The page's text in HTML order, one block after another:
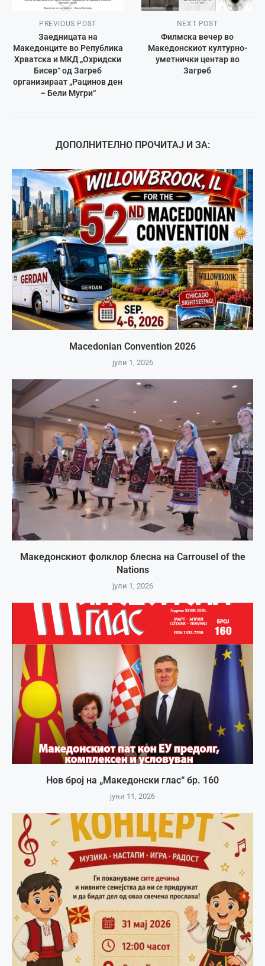
PREVIOUS POST
Заедницата на
Македонците во Република
Хрватска и МКД „Охридски
Бисер“ од Загреб
организираат „Рацинов ден
– Бели Мугри“
NEXT POST
Филмска вечер во
Македонскиот културно-
уметнички центар во
Загреб
ДОПОЛНИТЕЛНО ПРОЧИТАЈ И ЗА:
Macedonian Convention 2026
јули 1, 2026
Македонскиот фолклор блесна на Carrousel of the
Nations
јули 1, 2026
Нов број на „Македонски глас“ бр. 160
јуни 11, 2026